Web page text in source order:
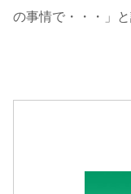
の事情で・・・」と